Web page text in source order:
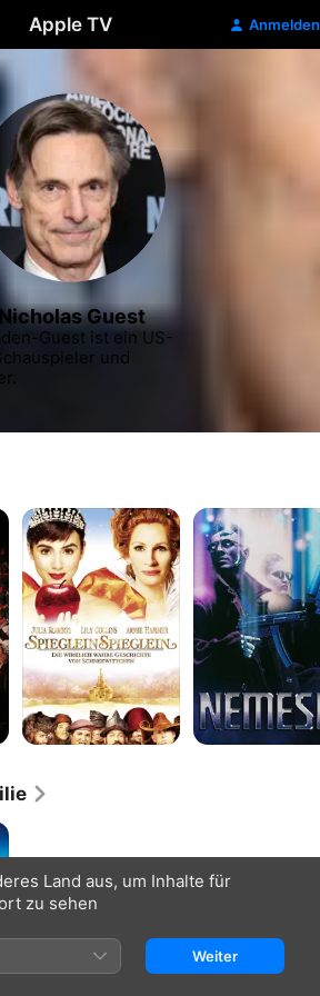
Apple TV Anmelden
Nicholas Guest
Guest ist ein US-
und
Spieglein
Spieglein
-
Die
wirklich
wahre
Geschichte
von
Schneewittchen
Nemesis
Land aus, um Inhalte für
zu sehen
Weiter